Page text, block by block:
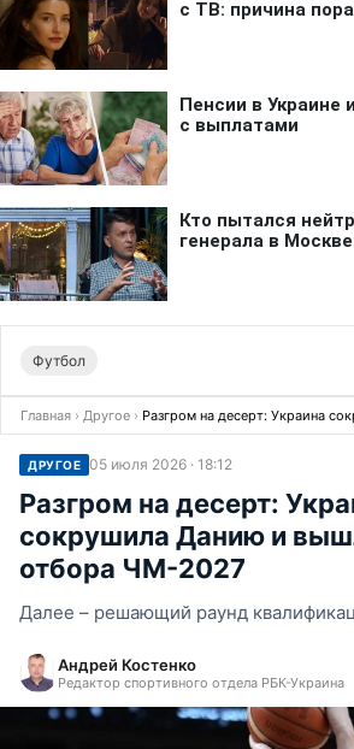
Футбол
Главная › Другое › Разгром на десерт: Украина
ДРУГОЕ 05 июля 2026 · 18:12
Разгром на десерт:
сокрушила Данию и
отбора ЧМ-2027
Далее – решающий раунд
Андрей Костенко
Редактор спортивного отдела РБК-Украина